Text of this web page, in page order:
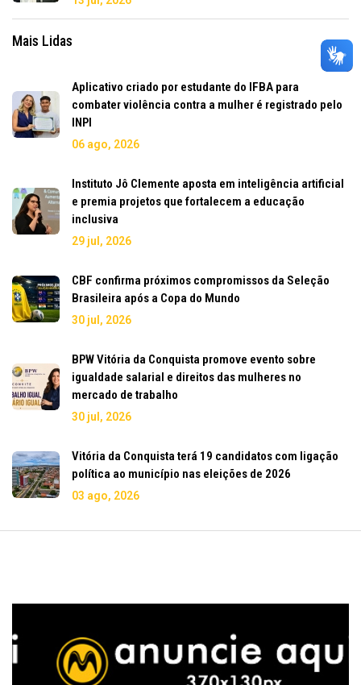
Mais Lidas
Aplicativo criado por estudante do IFBA para
combater violência contra a mulher é registrado pelo
INPI
06 ago, 2026
Instituto Jô Clemente aposta em inteligência artificial
e premia projetos que fortalecem a educação
inclusiva
29 jul, 2026
CBF confirma próximos compromissos da Seleção
Brasileira após a Copa do Mundo
30 jul, 2026
BPW Vitória da Conquista promove evento sobre
igualdade salarial e direitos das mulheres no
mercado de trabalho
30 jul, 2026
Vitória da Conquista terá 19 candidatos com ligação
política ao município nas eleições de 2026
03 ago, 2026